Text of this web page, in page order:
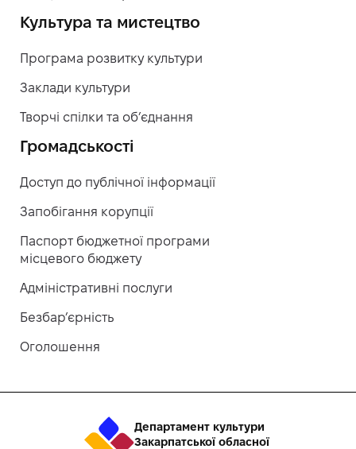
Культура та мистецтво
Програма розвитку культури
Заклади культури
Творчі спілки та об’єднання
Громадськості
Доступ до публічної інформації
Запобігання корупції
Паспорт бюджетної програми
місцевого бюджету
Адміністративні послуги
Безбар’єрність
Оголошення
Департамент культури
Закарпатської обласної